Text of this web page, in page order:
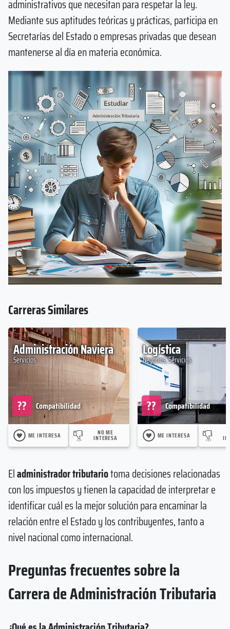
administrativos que necesitan para respetar la ley.
Mediante sus aptitudes teóricas y prácticas, participa en
Secretarías del Estado o empresas privadas que desean
mantenerse al día en materia económica.
Carreras Similares
Administración Naviera
Servicios
Compatibilidad
??
ME INTERESA NO ME
INTERESA
Logística
Negocios, Servicios
Compatibilidad
??
ME INTERESA
Eladministrador tributariotoma decisiones relacionadas
con los impuestos y tienen la capacidad de interpretar e
identificar cuál es la mejor solución para encaminar la
relación entre el Estado y los contribuyentes, tanto a
nivel nacional como internacional.
Preguntas frecuentes sobre la
Carrera de Administración Tributaria